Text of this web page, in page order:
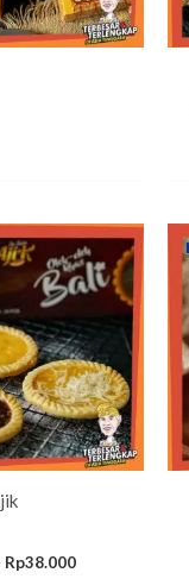
Rp38.000
Rentang
harga:
Rp35.000
hingga
Rp38.000